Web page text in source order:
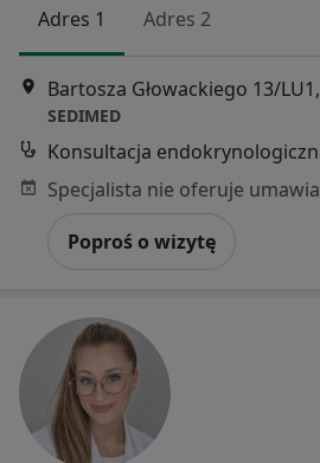
Adres 1 Adres 2
Bartosza Głowackiego 13/
SEDIMED
Konsultacja
Poproś o wizytę